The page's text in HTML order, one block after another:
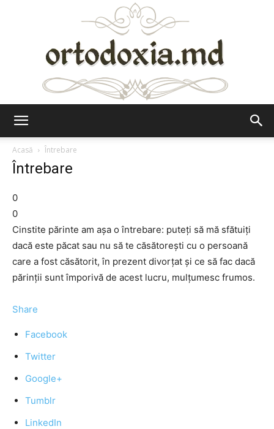
Acasă
Întrebare
Întrebare
0
0
Cinstite părinte am aşa o întrebare: puteţi să mă sfătuiţi
dacă este păcat sau nu să te căsătoreşti cu o persoană
care a fost căsătorit, în prezent divorţat şi ce să fac dacă
părinţii sunt împorivă de acest lucru, mulţumesc frumos.
Share
Facebook
Twitter
Google+
Tumblr
LinkedIn